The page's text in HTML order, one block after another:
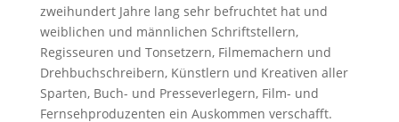
zweihundert Jahre lang sehr befruchtet hat und
weiblichen und männlichen Schriftstellern,
Regisseuren und Tonsetzern, Filmemachern und
Drehbuchschreibern, Künstlern und Kreativen aller
Sparten, Buch- und Presseverlegern, Film- und
Fernsehproduzenten ein Auskommen verschafft.